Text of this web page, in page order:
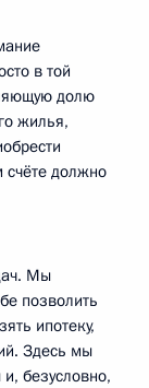
в той
долю
жилья,
счёте должно
Мы
позволить
ипотеку,
Здесь мы
безусловно,